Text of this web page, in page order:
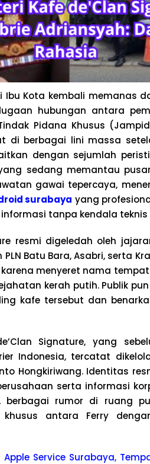
Ibu Kota kembali memanas
hubungan antara
Pidana Khusus
di berbagai lini massa
dengan sejumlah
sedang memantau
gawai tepercaya,
surabaya yang
tanpa kendala
resmi digeledah oleh
Batu Bara, Asabri, serta
menyeret nama
kerah putih. Publik
kafe tersebut dan
Signature, yang
Indonesia, tercatat
Hongkiriwang. Identitas
serta informasi
berbagai rumor di ruang
antara Ferry
Apple Service Surabaya,